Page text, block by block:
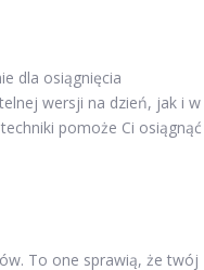
dla osiągnięcia
wersji na dzień, jak i w
pomoże Ci osiągnąć
To one sprawią, że twój